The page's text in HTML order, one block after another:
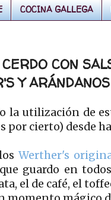
COCINA GALLEGA
CON
Y ARÁNDANOS
la utilización de
por cierto) desde
Werther's
guardo en
el de café, el